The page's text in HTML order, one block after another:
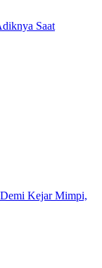
Saat
Kejar Mimpi,